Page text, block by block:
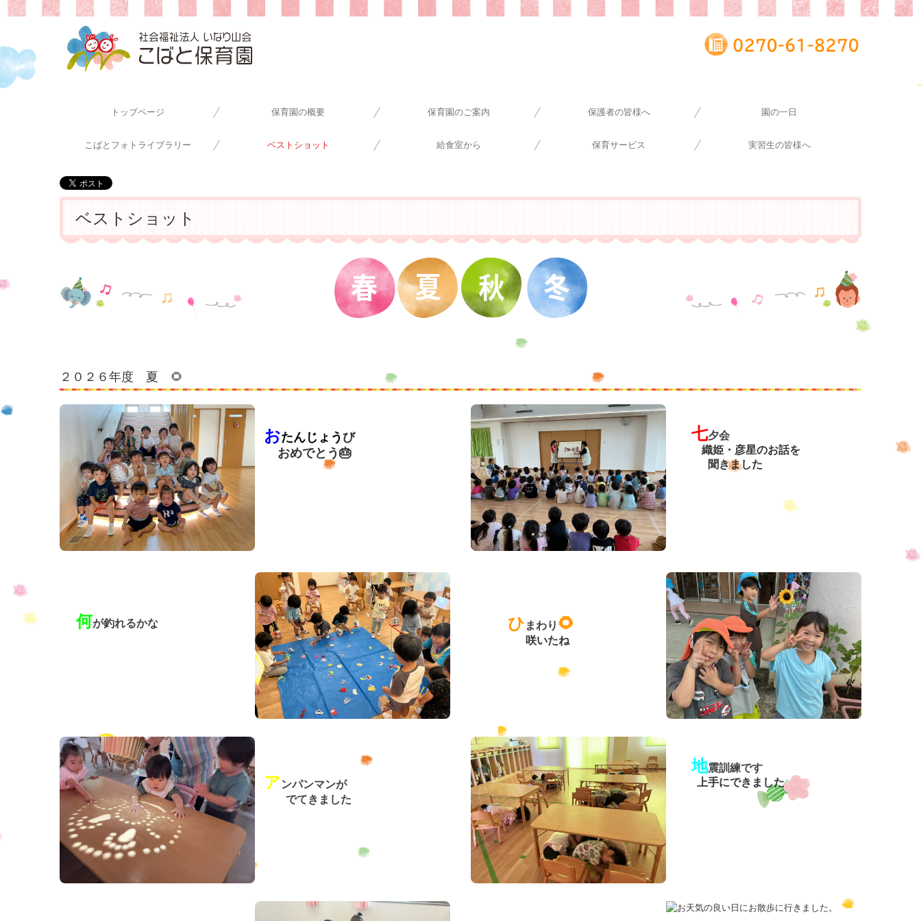
トップページ 保育園の概要 保育園のご案内 保護者の皆様へ 園の一日
こばとフォトライブラリー ベストショット 給食室から 保育サービス 実習生の皆様へ
ベストショット
２０２６年度 夏 🌻
おたんじょうび
おめでとう🎂
七夕会
織姫・彦星のお話を
聞きました
何が釣れるかな ひまわり🌻
咲いたね
アンパンマンが
でてきました
地震訓練です
上手にできました